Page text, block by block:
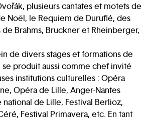
plusieurs cantates et motets de
Noël, le Requiem de Duruflé, des
Brahms, Bruckner et Rheinberger,
de divers stages et formations de
produit aussi comme chef invité
institutions culturelles : Opéra
Opéra de Lille, Anger-Nantes
de Lille, Festival Berlioz,
Festival Primavera, etc. En tant